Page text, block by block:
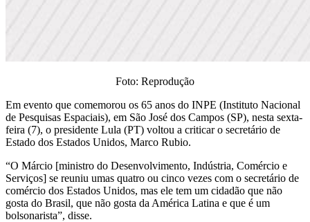
Foto: Reprodução
Em evento que comemorou os 65 anos do INPE (Instituto Nacional
de Pesquisas Espaciais), em São José dos Campos (SP), nesta sexta-
feira (7), o presidente Lula (PT) voltou a criticar o secretário de
Estado dos Estados Unidos, Marco Rubio.
“O Márcio [ministro do Desenvolvimento, Indústria, Comércio e
Serviços] se reuniu umas quatro ou cinco vezes com o secretário de
comércio dos Estados Unidos, mas ele tem um cidadão que não
gosta do Brasil, que não gosta da América Latina e que é um
bolsonarista”, disse.